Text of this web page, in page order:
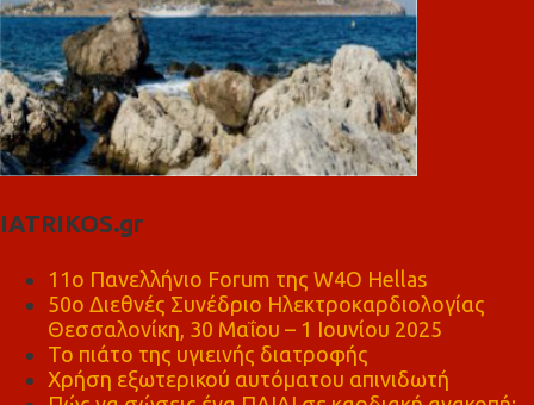
IATRIKOS.gr
11ο Πανελλήνιο Forum της W4O Hellas
50ο Διεθνές Συνέδριο Ηλεκτροκαρδιολογίας
Θεσσαλονίκη, 30 Μαΐου – 1 Ιουνίου 2025
Το πιάτο της υγιεινής διατροφής
Χρήση εξωτερικού αυτόματου απινιδωτή